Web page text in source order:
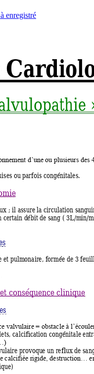
enregistré
ent d’une ou plusieurs des
ou parfois congénitales.
; il assure la circulation s
certain débit de sang ( 3L/min/
et pulmonaire, formée de 3 fe
conséquence clinique
valvulaire = obstacle à l’éco
calcification congénitale en
ulaire provoque un reflux de
calcifiée rigide, destruction…
ue)